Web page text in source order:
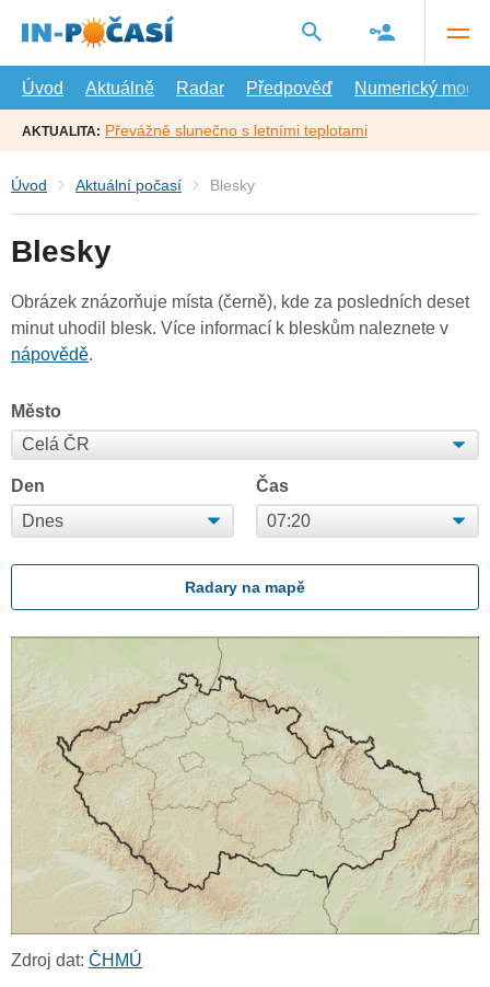
hlavní
Úvod
Aktuálně Radar Předpověď Numerický model
AKTUALITA: Převážně slunečno s letními teplotami
Úvod Aktuální počasí Blesky
Blesky
Obrázek znázorňuje místa (černě), kde za posledních deset
minut uhodil blesk. Více informací k bleskům naleznete v
nápovědě.
Město
Den Čas
Radary na mapě
Zdroj dat: ČHMÚ